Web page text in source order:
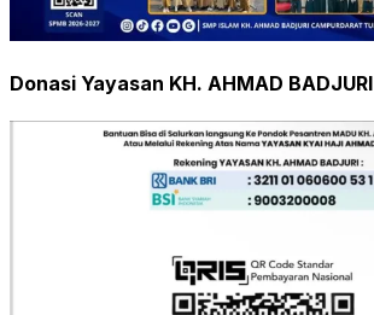
Donasi Yayasan KH. AHMAD BADJURI